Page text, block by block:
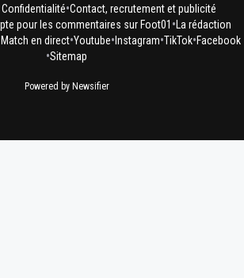
•Contact, recrutement et publicité
pour les commentaires sur Foot01 • La rédaction
Match en direct•Youtube• Instagram•TikTok•Facebook
•Sitemap
Powered by Newsifier